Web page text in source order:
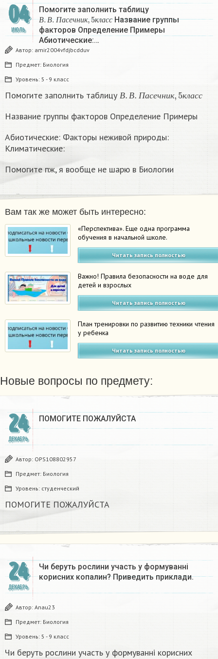
04
ИЮЛЬ
Помогите заполнить таблицу
В В П а с е ч н и к класс
В.В.Пасе ч ник,5кла с с
Название группы
факторов Определение Примеры
Абиотические:…
Автор: amir2004vfdjbcdduv
Предмет: Биология
Уровень: 5 - 9 класс
Помогите заполнить таблицу В В П а с е ч н и к класс
к
Название группы факторов Определение Примеры
Абиотические: Факторы неживой природы:
Климатические:
Помогите пж, я вообще не шарю в Биологии
Вам так же может быть интересно:
«Перспектива». Еще одна программа
обучения в начальной школе.
Читать запись полностью
Важно! Правила безопасности на воде для
детей и взрослых
Читать запись полностью
План тренировки по развитию техники чтения
у ребенка
Читать запись полностью
Новые вопросы по предмету:
24
ДЕКАБРЬ
ПОМОГИТЕ ПОЖАЛУЙСТА ​
Автор: OPS108802957
Предмет: Биология
Уровень: студенческий
ПОМОГИТЕ ПОЖАЛУЙСТА ​
24
ДЕКАБРЬ
Чи беруть рослини участь у формуванні
корисних копалин? Приведить приклади.
Автор: Anau23
Предмет: Биология
Уровень: 5 - 9 класс
Чи беруть рослини участь у формуванні корисних